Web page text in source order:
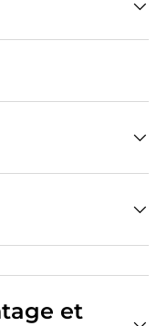
et